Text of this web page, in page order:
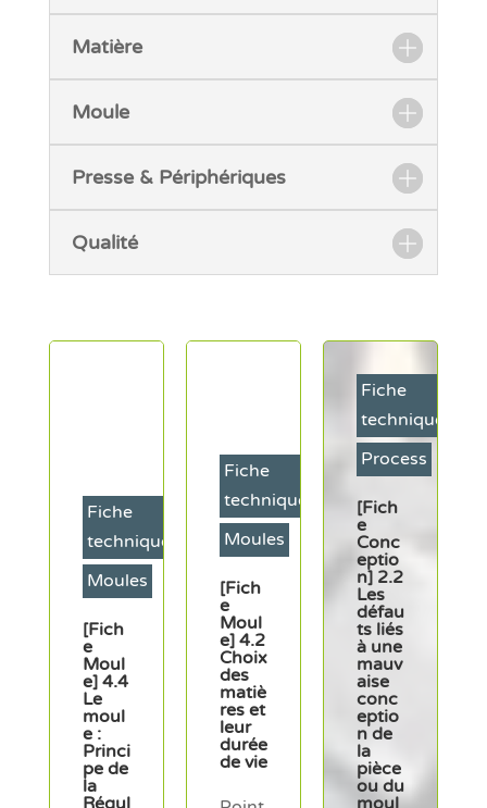
Matière
Moule
Presse & Périphériques
Qualité
technique
Moules
[Fich
Moul
e] 4.2
Choix
des
matiè
res et
leur
durée
de vie
Process
[Fich
e
Conc
eptio
n] 2.2
Les
défau
ts liés
à une
mauv
aise
conc
eptio
n de
la
pièce
Fiche
technique
Matières
plastiques